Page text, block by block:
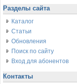
Разделы сайта
Каталог
Статьи
Обновления
Поиск по сайту
Вход для абонентов
Контакты